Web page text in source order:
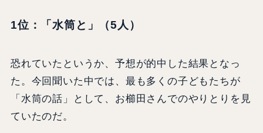
1位：「水筒と」（5人）
恐れていたというか、予想が的中した結果となっ
た。今回聞いた中では、最も多くの子どもたちが
「水筒の話」として、お櫛田さんでのやりとりを見
ていたのだ。